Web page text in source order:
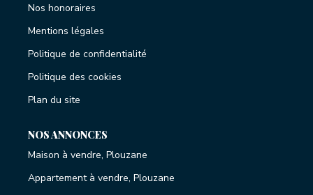
Nos honoraires
Mentions légales
Politique de confidentialité
Politique des cookies
Plan du site
NOS ANNONCES
Maison à vendre, Plouzane
Appartement à vendre, Plouzane